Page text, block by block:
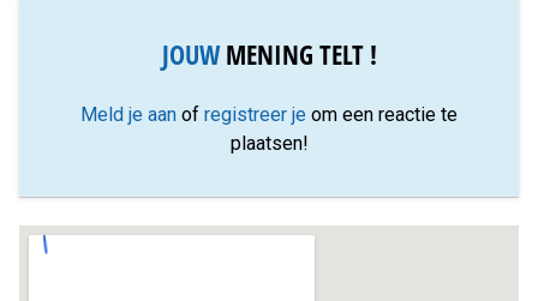
JOUWMENING TELT !
Meld je aan of registreer je om een reactie te
plaatsen!